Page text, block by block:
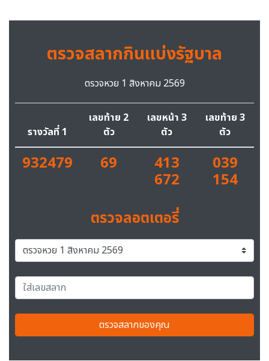
ตรวจสลากกินแบ่งรัฐบาล
ตรวจหวย 1 สิงหาคม 2569
รางวัลที่ 1
เลขท้าย 2
ตัว
เลขหน้า 3
ตัว
เลขท้าย 3
ตัว
932479 69 413
672
039
154
ตรวจลอตเตอรี่
ตรวจสลากของคุณ